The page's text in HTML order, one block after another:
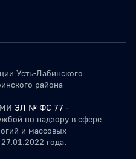
Усть-Лабинского
района
ЭЛ № ФС 77 -
по надзору в сфере
и массовых
года.